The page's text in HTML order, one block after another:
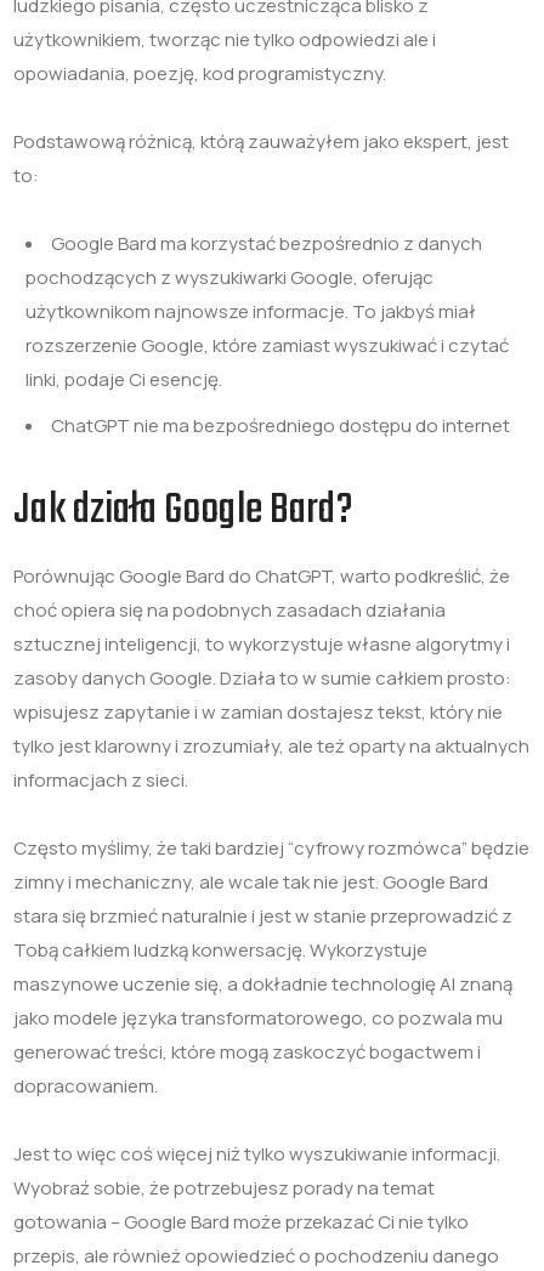
ludzkiego pisania, często uczestnicząca blisko z
użytkownikiem, tworząc nie tylko odpowiedzi ale i
opowiadania, poezję, kod programistyczny.
Podstawową różnicą, którą zauważyłem jako ekspert, jest
to:
Google Bard ma korzystać bezpośrednio z danych
pochodzących z wyszukiwarki Google, oferując
użytkownikom najnowsze informacje. To jakbyś miał
rozszerzenie Google, które zamiast wyszukiwać i czytać
linki, podaje Ci esencję.
ChatGPT nie ma bezpośredniego dostępu do internet
Jak działa Google Bard?
Porównując Google Bard do ChatGPT, warto podkreślić, że
choć opiera się na podobnych zasadach działania
sztucznej inteligencji, to wykorzystuje własne algorytmy i
zasoby danych Google. Działa to w sumie całkiem prosto:
wpisujesz zapytanie i w zamian dostajesz tekst, który nie
tylko jest klarowny i zrozumiały, ale też oparty na aktualnych
informacjach z sieci.
Często myślimy, że taki bardziej “cyfrowy rozmówca” będzie
zimny i mechaniczny, ale wcale tak nie jest. Google Bard
stara się brzmieć naturalnie i jest w stanie przeprowadzić z
Tobą całkiem ludzką konwersację. Wykorzystuje
maszynowe uczenie się, a dokładnie technologię AI znaną
jako modele języka transformatorowego, co pozwala mu
generować treści, które mogą zaskoczyć bogactwem i
dopracowaniem.
Jest to więc coś więcej niż tylko wyszukiwanie informacji.
Wyobraź sobie, że potrzebujesz porady na temat
gotowania – Google Bard może przekazać Ci nie tylko
przepis, ale również opowiedzieć o pochodzeniu danego